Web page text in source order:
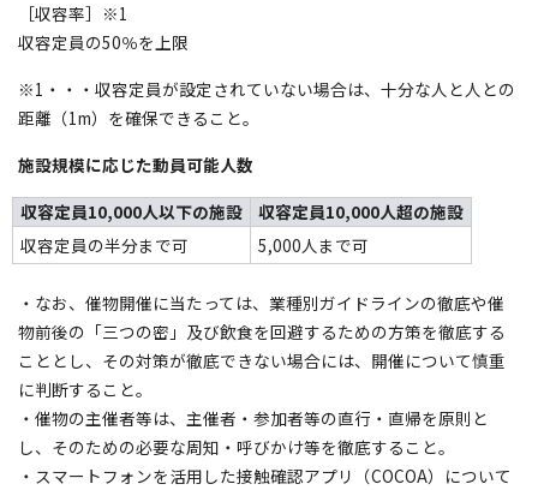
［収容率］※1
収容定員の50％を上限
※1・・・収容定員が設定されていない場合は、十分な人と人との
距離（1m）を確保できること。
施設規模に応じた動員可能人数
収容定員10,000人以下の施設
収容定員10,000人超の施設
収容定員の半分まで可
5,000人まで可
・なお、催物開催に当たっては、業種別ガイドラインの徹底や催
物前後の「三つの密」及び飲食を回避するための方策を徹底する
こととし、その対策が徹底できない場合には、開催について慎重
に判断すること。
・催物の主催者等は、主催者・参加者等の直行・直帰を原則と
し、そのための必要な周知・呼びかけ等を徹底すること。
・スマートフォンを活用した接触確認アプリ（COCOA）について